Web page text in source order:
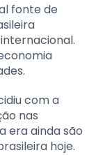
fonte de
com a
nas
era ainda são
hoje.